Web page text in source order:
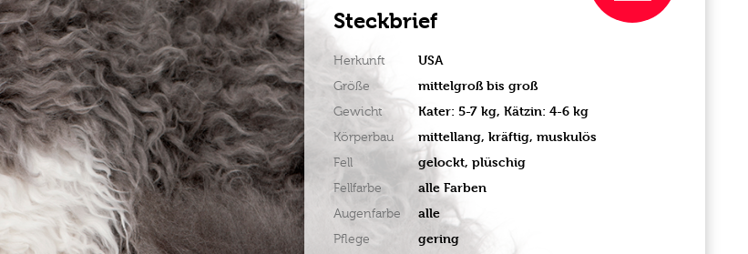
Steckbrief
Herkunft USA
Größe mittelgroß bis groß
Gewicht Kater: 5-7 kg, Kätzin: 4-6 kg
Körperbau mittellang, kräftig, muskulös
Fell gelockt, plüschig
Fellfarbe alle Farben
Augenfarbe alle
Pflege gering